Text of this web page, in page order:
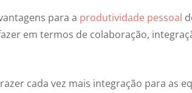
para a produtividade pessoal
em termos de colaboração,
cada vez mais integração para as